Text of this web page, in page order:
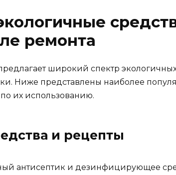
ремонта
широкий спектр
Ниже представлены наиболее
их использованию.
и рецепты
антисептик и дезинфицирующее